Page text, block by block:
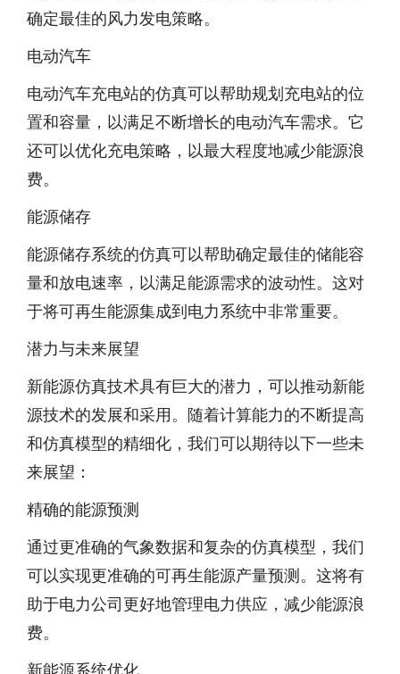
确定最佳的风力发电策略。
电动汽车
电动汽车充电站的仿真可以帮助规划充电站的位
置和容量，以满足不断增长的电动汽车需求。它
还可以优化充电策略，以最大程度地减少能源浪
费。
能源储存
能源储存系统的仿真可以帮助确定最佳的储能容
量和放电速率，以满足能源需求的波动性。这对
于将可再生能源集成到电力系统中非常重要。
潜力与未来展望
新能源仿真技术具有巨大的潜力，可以推动新能
源技术的发展和采用。随着计算能力的不断提高
和仿真模型的精细化，我们可以期待以下一些未
来展望：
精确的能源预测
通过更准确的气象数据和复杂的仿真模型，我们
可以实现更准确的可再生能源产量预测。这将有
助于电力公司更好地管理电力供应，减少能源浪
费。
新能源系统优化